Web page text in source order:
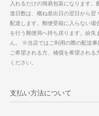
入れるだけの簡易包装になります
達日数は、概ね差出日の翌日から翌
配達します。郵便受箱に入らない場
を行う郵便局へ持ち戻ります。紛
ん。 ※当店ではご利用の際の配送
ご希望される方、補償を希望される
ください。
支払い方法について